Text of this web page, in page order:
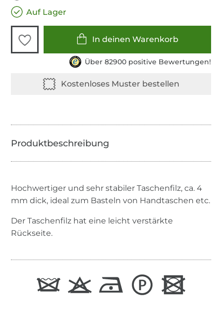
Auf Lager
In deinen Warenkorb
Über 82900 positive Bewertungen!
Hochwertiger und sehr stabiler Taschenfilz, ca. 4
mm dick, ideal zum Basteln von Handtaschen etc.
Der Taschenfilz hat eine leicht verstärkte
Rückseite.